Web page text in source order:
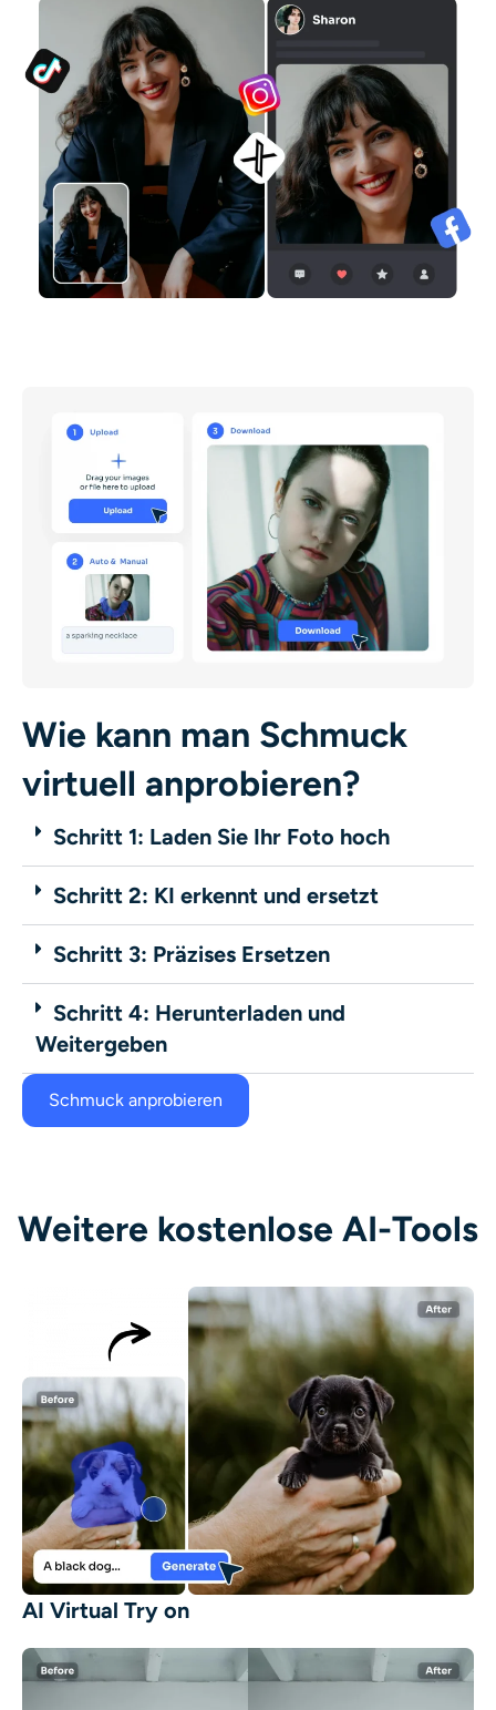
Wie kann man Schmuck
virtuell anprobieren?
Schritt 1: Laden Sie Ihr Foto hoch
Schritt 2: KI erkennt und ersetzt
Schritt 3: Präzises Ersetzen
Schritt 4: Herunterladen und
Weitergeben
Schmuck anprobieren
Weitere kostenlose AI-Tools
AI Virtual Try on